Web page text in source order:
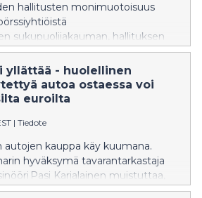
hallitusten monimuotoisuus
sukupuolijakauman, hallituksen
sekä toimikauden keston
Keskuskauppakamarin
First North -markkina on
kevyemmin säännelty
yllättää - huolellinen
autoa ostaessa voi
euroilta
| Tiedote
autojen kauppa käy kuumana.
hyväksymä tavarantarkastaja
Pasi Karjalainen muistuttaa,
ostamisessa kannattaa kiinnittää